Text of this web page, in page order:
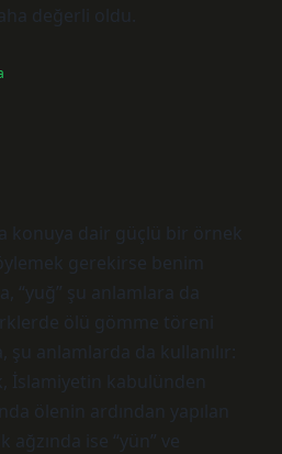
değerli oldu.
konuya dair güçlü bir örnek
gerekirse benim
“yuğ” şu anlamlara da
ölü gömme töreni
şu anlamlarda da kullanılır:
İslamiyetin kabulünden
ölenin ardından yapılan
ise “yün” ve